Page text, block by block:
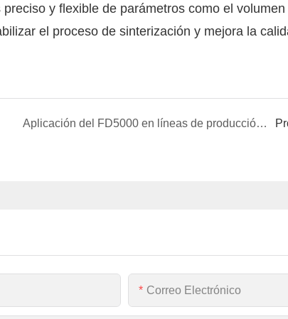
y flexible de parámetros como el
el proceso de sinterización y mejora la
Aplicación del FD5000 en líneas de producción de cemento en la industria de la construcción
Correo Electrónico